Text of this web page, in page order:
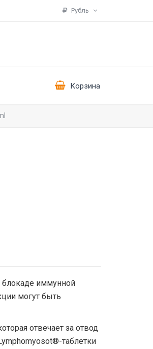
Рубль
Корзина
блокаде иммунной
могут быть
отвечает за отвод
таблетки